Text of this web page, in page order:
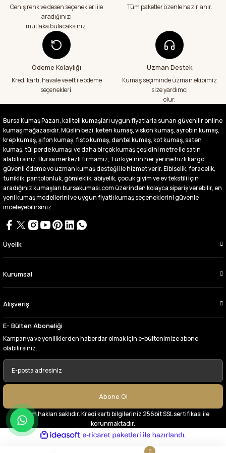
veriş yapacağım in şa Allah çünkü 4 farklı
kumaş aldım hem ölçü olarak hem
görüntü,doku olarak çok memnun kaldım
emeği geçenlere teşekkür ediyorum
A... S... | 24/07/2026
Fiyatlar uygun ve çok fazla seçenek var
büyük kolaylık emeği geçenlere teşekkür
Buradan ikinci alışverişim ikisinden de çok
memnun kaldım teşekkürler.
Büşra Singeç | 02/07/2026
Bursa kumaş pazarından defalarca kumaş
aldım videoda anlatılıp gosterildigi gibi
çıktı. bu zamana kadar sorun yaşamadım
uygun fiyatlarından ve kalitesinden dolayı
tercih ettiğim kumaşçi
D... Ç... | 27/06/2026
Çok memnun kaldım,teşekkürler
Geniş renk ve desen seçenekleri ile
aradığınızı
mutlaka bulacaksınız.
Tüm paketler özenle hazırlanır.
Ödeme Kolaylığı
Kredi kartı, havale ve eft ile ödeme
seçenekleri.
Uzman Destek
Kumaş seçiminde uzman ekibimiz
size yardımcı
olur.
Bursa Kumaş Pazarı, kaliteli kumaşları uygun fiyatlarla sunan güvenilir online
kumaş mağazasıdır. Müslin bezi, keten kumaş, viskon kumaş, ayrobin kumaş,
krep kumaş, şifon kumaş, fisto kumaş, dantel kumaş, kot kumaş, saten
kumaş, tül perde kumaşı ve daha birçok kumaş çeşidini metre ile satın
alabilirsiniz. Bursa merkezli firmamız, Türkiye’nin her yerine hızlı kargo,
güvenli ödeme ve uzman kumaş desteği ile hizmet verir. Elbiselik, feracelik,
tuniklik, pantolonluk, gömleklik, abiyelik, çocuk giyim ve ev tekstili için
aradığınız kumaşları bursakumasi.com üzerinden kolayca sipariş verebilir, en
yeni kumaş modellerini ve uygun fiyatlı kumaş seçeneklerini güvenle
inceleyebilirsiniz.
Üyelik
Kurumsal
Alışveriş
E- Bülten Aboneliği
Kampanya ve yeniliklerden haberdar olmak için e-bültenimize abone
olabilirsiniz.
Abone Ol
© Tüm hakları saklıdır. Kredi kartı bilgileriniz 256bit SSL sertifikası ile
korunmaktadır.
0
ideasoft
e-
paketleri